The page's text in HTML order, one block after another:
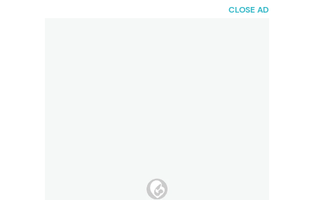
CLOSE AD